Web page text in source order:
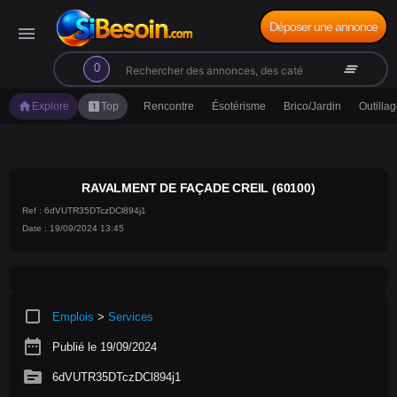
menu
0
search clear_all
Déposer une annonce
home Explore looks_oneTop Rencontre Ésotérisme Brico/Jardin
RAVALMENT DE FAÇADE CREIL (60100)
Ref : 6dVUTR35DTczDCl894j1
Date : 19/09/2024 13:45
crop_square Emplois > Services
date_range Publié le 19/09/2024
source 6dVUTR35DTczDCl894j1